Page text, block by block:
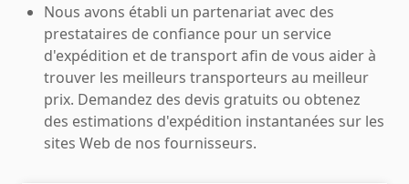
Nous avons établi un partenariat avec des
prestataires de confiance pour un service
d'expédition et de transport afin de vous aider à
trouver les meilleurs transporteurs au meilleur
prix. Demandez des devis gratuits ou obtenez
des estimations d'expédition instantanées sur les
sites Web de nos fournisseurs.